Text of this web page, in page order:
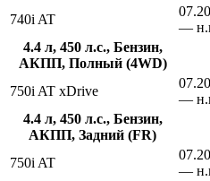
740i AT
—
4.4 л, 450 л.с., Бензин,
АКПП, Полный (4WD)
750i AT xDrive
—
4.4 л, 450 л.с., Бензин,
АКПП, Задний (FR)
750i AT
—